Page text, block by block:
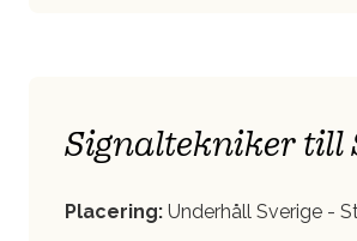
Signaltekniker till
Placering: Underhåll Sverige -